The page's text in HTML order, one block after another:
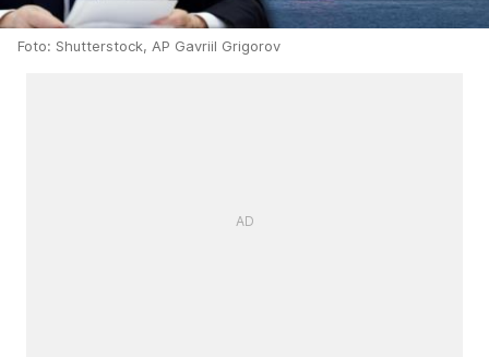
Foto: Shutterstock, AP Gavriil Grigorov